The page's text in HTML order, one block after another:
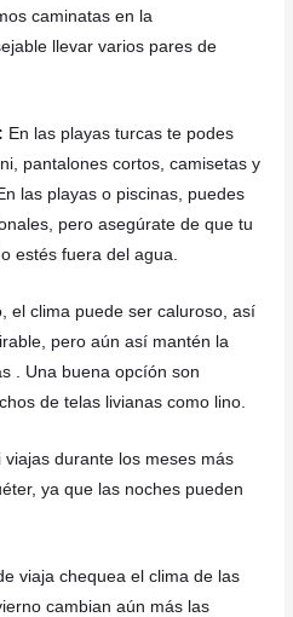
caminatas en la
llevar varios pares de
En las playas turcas te podes
pantalones cortos, camisetas y
las playas o piscinas, puedes
pero asegúrate de que tu
estés fuera del agua.
el clima puede ser caluroso, así
pero aún así mantén la
. Una buena opcíón son
de telas livianas como lino.
viajas durante los meses más
ya que las noches pueden
viaja chequea el clima de las
cambian aún más las